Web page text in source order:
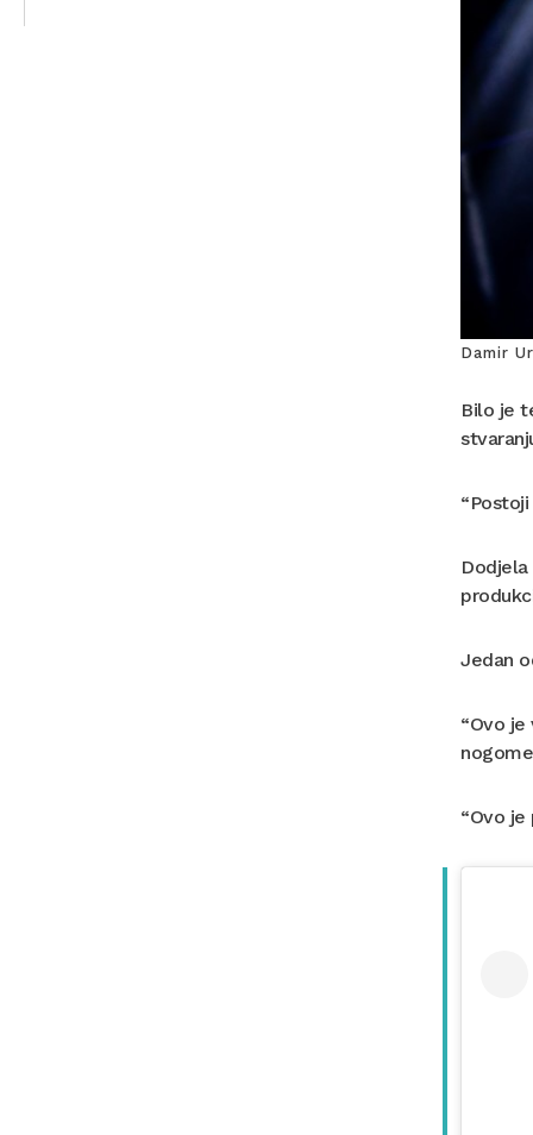
Damir
Bilo je
Jedan
“Ovo
“Ovo